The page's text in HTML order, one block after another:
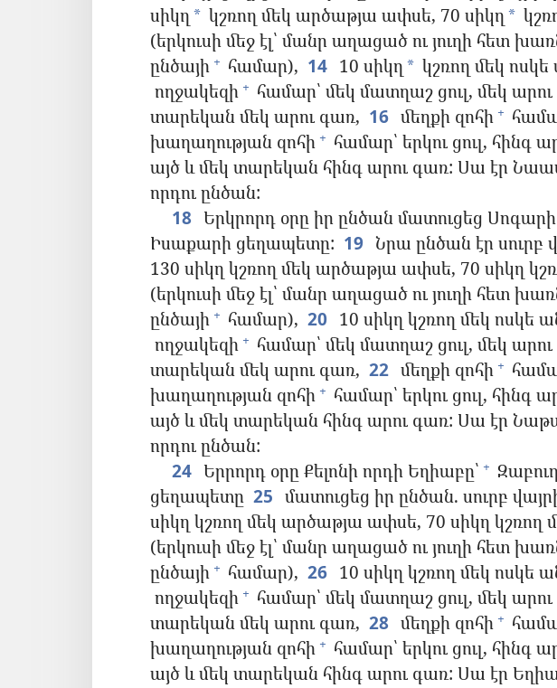
սիկղ * կշռող մեկ արծաթյա ափսե, 70 սիկղ *
(երկուսի մեջ էլ՝ մանր աղացած ու յուղի հետ
ընծայի + համար), 14 10 սիկղ * կշռող մեկ ոսկե
ողջակեզի + համար՝ մեկ մատղաշ ցուլ, մեկ
տարեկան մեկ արու գառ, 16 մեղքի զոհի +
խաղաղության զոհի + համար՝ երկու ցուլ, հինգ
այծ և մեկ տարեկան հինգ արու գառ: Սա էր
որդու ընծան:
18 Երկրորդ օրը իր ընծան մատուցեց
Իսաքարի ցեղապետը: 19 Նրա ընծան էր սուրբ
130 սիկղ կշռող մեկ արծաթյա ափսե, 70 սիկղ
(երկուսի մեջ էլ՝ մանր աղացած ու յուղի հետ
ընծայի + համար), 20 10 սիկղ կշռող մեկ ոսկե
ողջակեզի + համար՝ մեկ մատղաշ ցուլ, մեկ
տարեկան մեկ արու գառ, 22 մեղքի զոհի +
խաղաղության զոհի + համար՝ երկու ցուլ, հինգ
այծ և մեկ տարեկան հինգ արու գառ: Սա էր
որդու ընծան:
24 Երրորդ օրը Քելոնի որդի Եղիաբը՝ +
ցեղապետը 25 մատուցեց իր ընծան. սուրբ
սիկղ կշռող մեկ արծաթյա ափսե, 70 սիկղ
(երկուսի մեջ էլ՝ մանր աղացած ու յուղի հետ
ընծայի + համար), 26 10 սիկղ կշռող մեկ ոսկե
ողջակեզի + համար՝ մեկ մատղաշ ցուլ, մեկ
տարեկան մեկ արու գառ, 28 մեղքի զոհի +
խաղաղության զոհի + համար՝ երկու ցուլ, հինգ
այծ և մեկ տարեկան հինգ արու գառ: Սա էր